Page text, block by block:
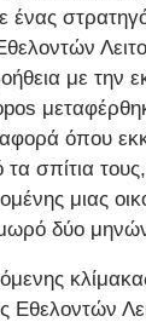
ένας
με
όπου
σπίτια τους,
μιας
δύο
Εθελοντών